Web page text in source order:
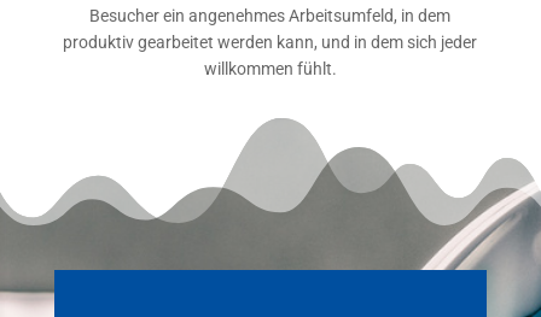
Besucher ein angenehmes Arbeitsumfeld, in dem
produktiv gearbeitet werden kann, und in dem sich jeder
willkommen fühlt.